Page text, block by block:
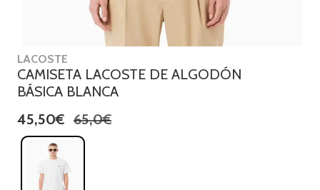
LACOSTE
CAMISETA LACOSTE DE ALGODÓN
BÁSICA BLANCA
45,50€ 65,0€